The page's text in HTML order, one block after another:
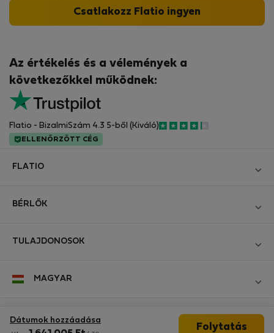
Dátumok hozzáadása
Folytatás
Az értékelés és a vélemények a
következőkkel működnek:
Flatio - BizalmiSzám 4.3 5-ből (Kiváló)
ELLENŐRZÖTT CÉG
Csatlakozz Flatio ingyen
FLATIO
Csatlakozzon a Digitális Nomád Tesztelő Klubhoz
Üzleti feltételek
Ügyfeleink tapasztalatai
BÉRLŐK
Cégeknek
Segítség bérlőknek
TULAJDONOSOK
StayProtection bérbeadóknak
MAGYAR
Kövessen minket